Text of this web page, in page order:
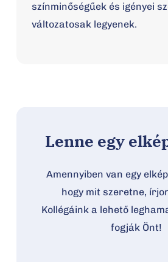
színminőségűek és igényei
változatosak legyenek.
Lenne egy
Amennyiben van egy
hogy mit szeretne,
Kollégáink a lehető
fogják Önt!